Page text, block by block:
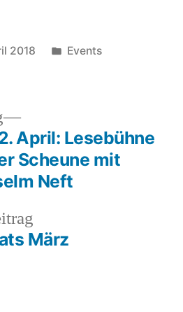
2018
Veröffentlicht
Events
Beitrag:
März
Nächster
Beitrag:
April: Lesebühne
Scheune mit
Neft